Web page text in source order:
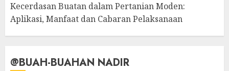
Kecerdasan Buatan dalam Pertanian Moden:
Aplikasi, Manfaat dan Cabaran Pelaksanaan
@BUAH-BUAHAN NADIR